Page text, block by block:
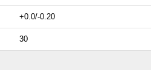
+0.0/-0.20
30